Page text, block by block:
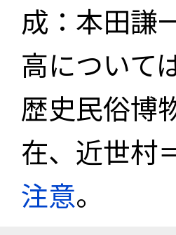
成：本田謙
高について
歴史民俗博
在、近世村
注意。